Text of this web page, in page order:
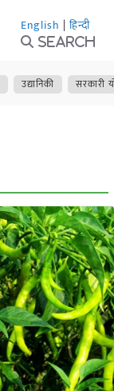
English | हिन्दी
Search
उद्यानिकी सरकारी